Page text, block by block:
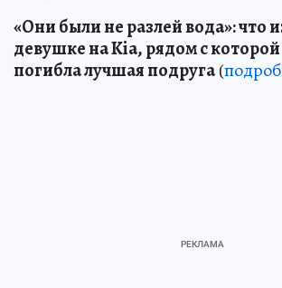
«Они были не разлей вода»: что
девушке на Kia, рядом с
погибла лучшая подруга(